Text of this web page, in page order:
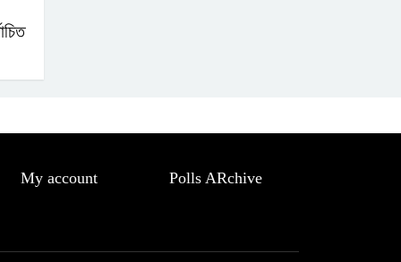
My account
Polls ARchive